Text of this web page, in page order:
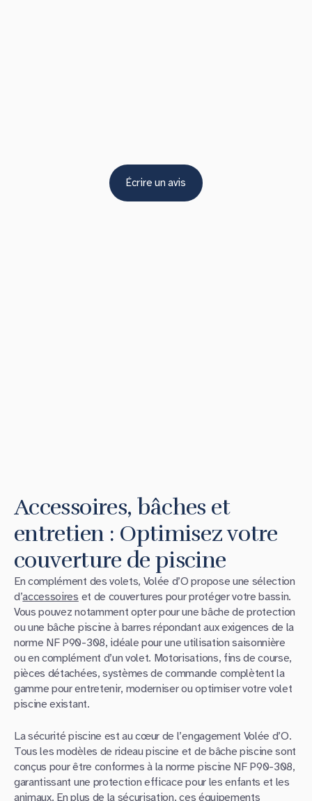
Écrire un avis
Accessoires, bâches et
entretien : Optimisez votre
couverture de piscine
En complément des volets, Volée d’O propose une sélection
d’accessoires et de couvertures pour protéger votre bassin.
Vous pouvez notamment opter pour une bâche de protection
ou une bâche piscine à barres répondant aux exigences de la
norme NF P90-308, idéale pour une utilisation saisonnière
ou en complément d’un volet. Motorisations, fins de course,
pièces détachées, systèmes de commande complètent la
gamme pour entretenir, moderniser ou optimiser votre volet
piscine existant.
La sécurité piscine est au cœur de l’engagement Volée d’O.
Tous les modèles de rideau piscine et de bâche piscine sont
conçus pour être conformes à la norme piscine NF P90-308,
garantissant une protection efficace pour les enfants et les
animaux. En plus de la sécurisation, ces équipements